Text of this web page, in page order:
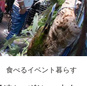
食べるイベント暮らす